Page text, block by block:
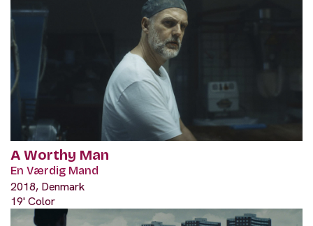
A Worthy Man
En Værdig Mand
2018, Denmark
19' Color